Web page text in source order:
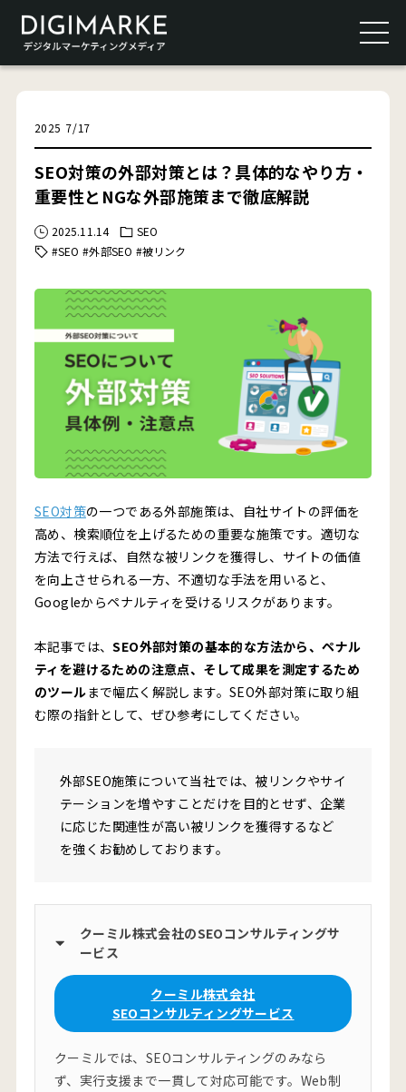
2025 7 / 17
SEO対策の外部対策とは？具体的なやり方・
重要性とNGな外部施策まで徹底解説
2025.11.14
SEO
#SEO #外部SEO #被リンク
SEO対策の一つである外部施策は、自社サイトの評価を
高め、検索順位を上げるための重要な施策です。適切な
方法で行えば、自然な被リンクを獲得し、サイトの価値
を向上させられる一方、不適切な手法を用いると、
Googleからペナルティを受けるリスクがあります。
本記事では、SEO外部対策の基本的な方法から、ペナル
ティを避けるための注意点、そして成果を測定するため
のツールまで幅広く解説します。SEO外部対策に取り組
む際の指針として、ぜひ参考にしてください。
外部SEO施策について当社では、被リンクやサイ
テーションを増やすことだけを目的とせず、企業
に応じた関連性が高い被リンクを獲得するなど
を強くお勧めしております。
クーミル株式会社のSEOコンサルティングサ
ービス
クーミル株式会社
SEOコンサルティングサービス
クーミルでは、SEOコンサルティングのみなら
ず、実行支援まで一貫して対応可能です。Web制